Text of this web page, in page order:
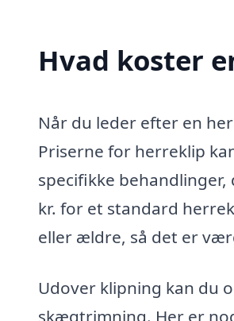
Hvad koster
Når du leder efter en
Priserne for herreklip
specifikke
kr. for et standard
eller ældre, så det er
Udover klipning kan du
skægtrimning. Her er